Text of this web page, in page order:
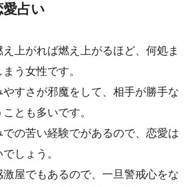
占い
上がれば燃え上がるほど、何処ま
う女性です。
すさが邪魔をして、相手が勝手な
とも多いです。
の苦い経験でがあるので、恋愛は
しょう。
屋でもあるので、一旦警戒心をな